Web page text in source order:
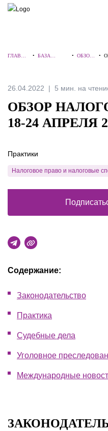
ПОИСК ПО САЙТУ
ГЛАВНА
• БАЗА
•ОБЗОР
•
26.04.2022 5 мин. на
ОБЗОР
18-24 АПРЕЛЯ
Содержание:
Законодательство
Практика
Судебные дела
Уголовное
Международные
Практики
Налоговое право и налоговые